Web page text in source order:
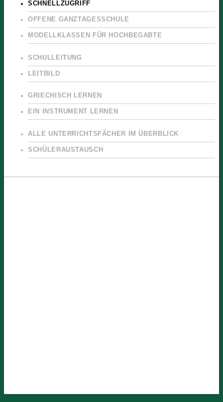
SCHNELLZUGRIFF
OFFENE GANZTAGESSCHULE
MODELLKLASSEN FÜR HOCHBEGABTE
SCHULLEITUNG
LEITBILD
GRIECHISCH LERNEN
EIN INSTRUMENT LERNEN
ALLE UNTERRICHTSFÄCHER IM ÜBERBLICK
SCHÜLERAUSTAUSCH